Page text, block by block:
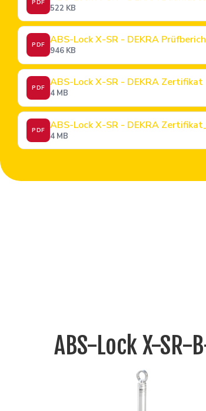
PDF
522 KB
PDF ABS-Lock X-SR - DEKRA
946 KB
PDF ABS-Lock X-SR - DEKRA Zertifikat
4 MB
PDF ABS-Lock X-SR - DEKRA
4 MB
ABS-Lock X-SR-